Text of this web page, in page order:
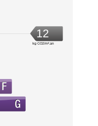
12
kg CO2/m².an